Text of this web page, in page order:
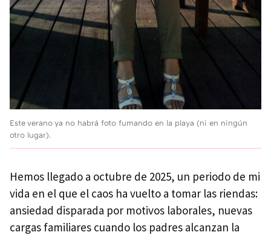
Este verano ya no habrá foto fumando en la playa (ni en ningún
otro lugar).
Hemos llegado a octubre de 2025, un periodo de mi
vida en el que el caos ha vuelto a tomar las riendas:
ansiedad disparada por motivos laborales, nuevas
cargas familiares cuando los padres alcanzan la